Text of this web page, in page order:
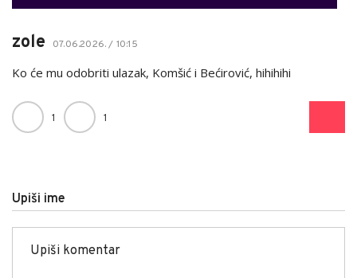
zole 07.06.2026. / 10:15
Ko će mu odobriti ulazak, Komšić i Bećirović, hihihihi
1 1
Upiši ime